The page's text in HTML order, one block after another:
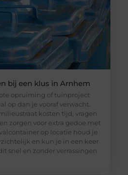
bij een klus in Arnhem
opruiming of tuinproject
op dan je vooraf verwacht.
milieustraat kosten tijd, vragen
zorgen voor extra gedoe met
op locatie houd je
en kun je in een keer
snel en zonder verrassingen